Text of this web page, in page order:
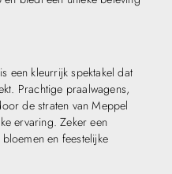
een kleurrijk spektakel dat
Prachtige praalwagens,
de straten van Meppel
ervaring. Zeker een
en feestelijke